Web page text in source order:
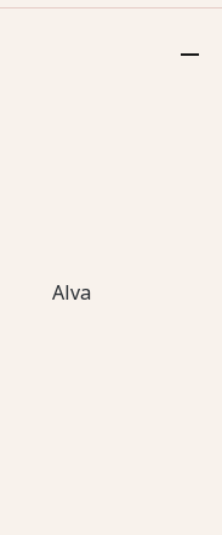
Alva